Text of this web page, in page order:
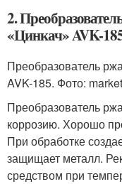
2.
«Цинкач» AVK-
Преобразователь
AVK-185. Фото:
Преобразователь
коррозию. Хорошо
При обработке
защищает металл.
средством при